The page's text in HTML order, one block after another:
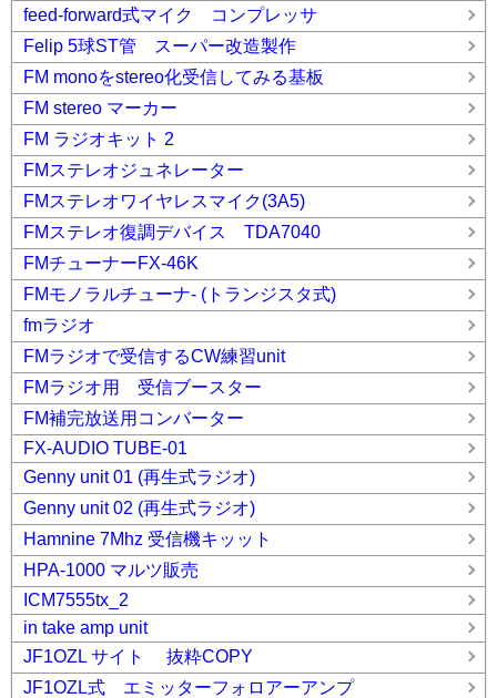
feed-forward式マイク コンプレッサ
Felip 5球ST管 スーパー改造製作
FM monoをstereo化受信してみる基板
FM stereo マーカー
FM ラジオキット 2
FMステレオジュネレーター
FMステレオワイヤレスマイク(3A5)
FMステレオ復調デバイス TDA7040
FMチューナーFX-46K
FMモノラルチューナ- (トランジスタ式)
fmラジオ
FMラジオで受信するCW練習unit
FMラジオ用 受信ブースター
FM補完放送用コンバーター
FX-AUDIO TUBE-01
Genny unit 01 (再生式ラジオ)
Genny unit 02 (再生式ラジオ)
Hamnine 7Mhz 受信機キッット
HPA-1000 マルツ販売
ICM7555tx_2
in take amp unit
JF1OZL サイト 抜粋COPY
JF1OZL式 エミッターフォロアーアンプ